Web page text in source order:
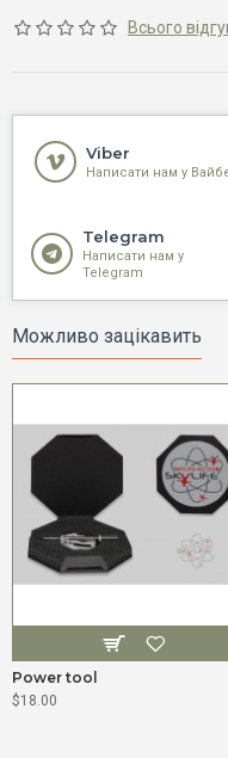
Всього
Viber
Написати нам у
Telegram
Написати нам у
Telegram
Можливо зацікавить
Power tool
$18.00